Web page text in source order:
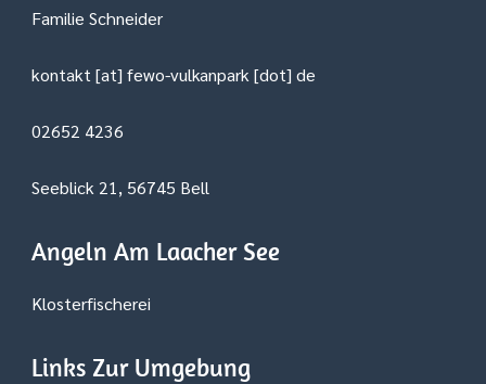
Familie Schneider
kontakt [at] fewo-vulkanpark [dot] de
02652 4236
Seeblick 21, 56745 Bell
Angeln Am Laacher See
Klosterfischerei
Links Zur Umgebung